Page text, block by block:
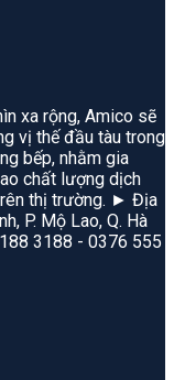
xa rộng, Amico sẽ
vị thế đầu tàu trong
bếp, nhằm gia
chất lượng dịch
thị trường. ► Địa
P. Mộ Lao, Q. Hà
3188 - 0376 555